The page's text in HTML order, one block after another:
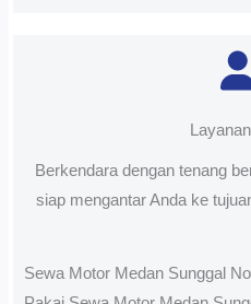
Berkendara dengan tenang
siap mengantar Anda ke
Sewa Motor Medan Sunggal